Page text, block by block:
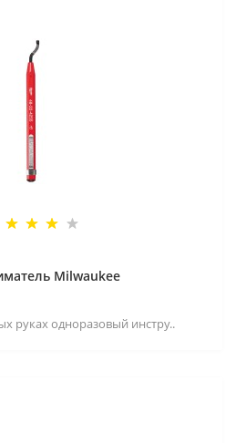
Milwaukee
руках одноразовый инстру..